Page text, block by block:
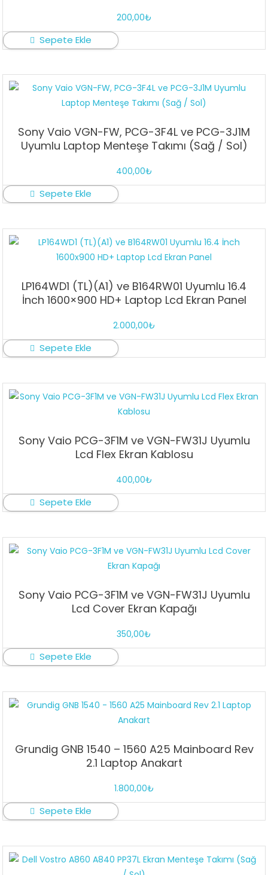
200,00₺
Sepete Ekle
Sony Vaio VGN-FW, PCG-3F4L ve PCG-3J1M
Uyumlu Laptop Menteşe Takımı (Sağ / Sol)
400,00₺
Sepete Ekle
LP164WD1 (TL)(A1) ve B164RW01 Uyumlu 16.4
İnch 1600×900 HD+ Laptop Lcd Ekran Panel
2.000,00₺
Sepete Ekle
Sony Vaio PCG-3F1M ve VGN-FW31J Uyumlu
Lcd Flex Ekran Kablosu
400,00₺
Sepete Ekle
Sony Vaio PCG-3F1M ve VGN-FW31J Uyumlu
Lcd Cover Ekran Kapağı
350,00₺
Sepete Ekle
Grundig GNB 1540 – 1560 A25 Mainboard Rev
2.1 Laptop Anakart
1.800,00₺
Sepete Ekle